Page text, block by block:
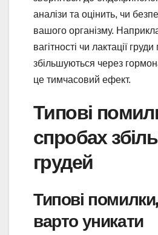
аналізи та оцінить, чи
вашого організму.
вагітності чи лактації
збільшуються через
це тимчасовий ефект.
Типові
спробах
грудей
Типові
варто уникати